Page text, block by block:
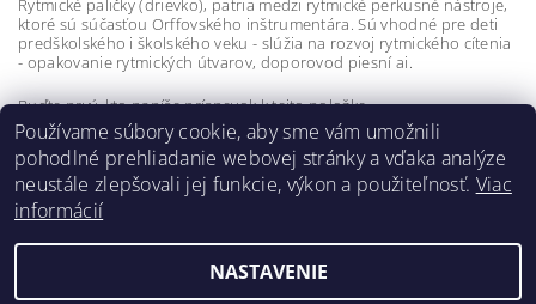
Rytmické paličky (drievko), patria medzi rytmické perkusné nástroje,
ktoré sú súčasťou Orffovského inštrumentára. Sú vhodné pre deti
predškolského i školského veku - slúžia na rozvoj rytmického cítenia
- opakovanie rytmických útvarov, doporovod piesní ai.
Buďte prvý, kto napíše príspevok k tejto položke.
Pridať komentár
Používame súbory cookie, aby sme vám umožnili
pohodlné prehliadanie webovej stránky a vďaka analýze
neustále zlepšovali jej funkcie, výkon a použiteľnosť. Viac
informácií
NASTAVENIE